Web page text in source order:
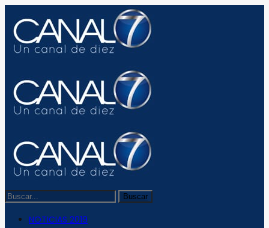
NOTICIAS 2019